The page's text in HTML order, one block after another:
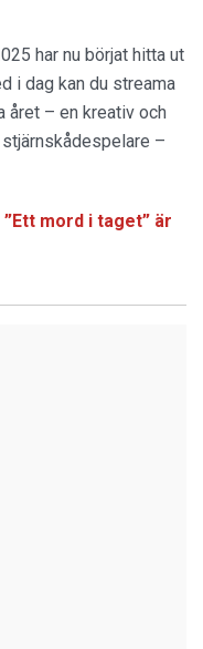
har nu börjat hitta ut
i dag kan du streama
året – en kreativ och
–
mord i taget” är